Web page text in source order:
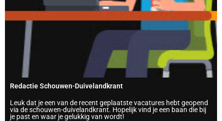
Redactie Schouwen-Duivelandkrant
Leuk dat je een van de recent geplaatste vacatures hebt geopend
via de schouwen-duivelandkrant. Hopelijk vind je een baan die bij
je past en waar je gelukkig van wordt!